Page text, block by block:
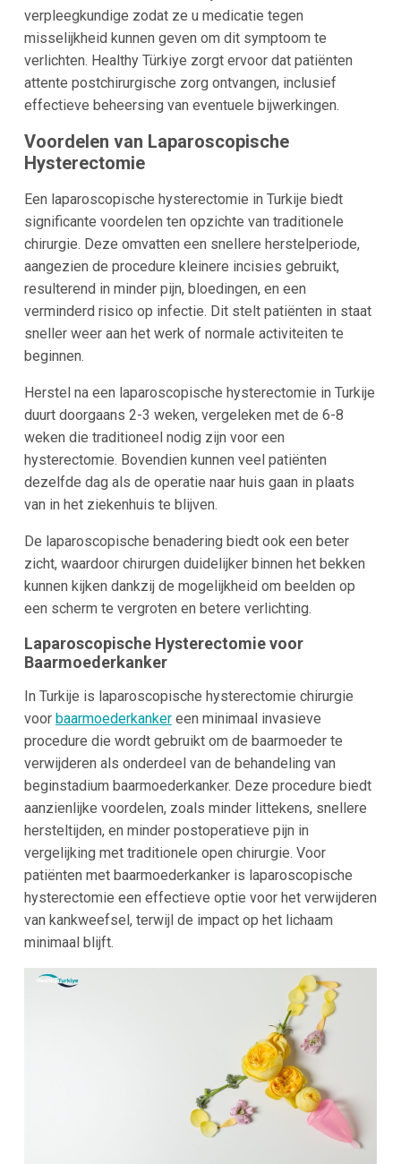
verpleegkundige zodat ze u medicatie tegen
misselijkheid kunnen geven om dit symptoom te
verlichten. Healthy Türkiye zorgt ervoor dat patiënten
attente postchirurgische zorg ontvangen, inclusief
effectieve beheersing van eventuele bijwerkingen.
Voordelen van Laparoscopische
Hysterectomie
Een laparoscopische hysterectomie in Turkije biedt
significante voordelen ten opzichte van traditionele
chirurgie. Deze omvatten een snellere herstelperiode,
aangezien de procedure kleinere incisies gebruikt,
resulterend in minder pijn, bloedingen, en een
verminderd risico op infectie. Dit stelt patiënten in staat
sneller weer aan het werk of normale activiteiten te
beginnen.
Herstel na een laparoscopische hysterectomie in Turkije
duurt doorgaans 2-3 weken, vergeleken met de 6-8
weken die traditioneel nodig zijn voor een
hysterectomie. Bovendien kunnen veel patiënten
dezelfde dag als de operatie naar huis gaan in plaats
van in het ziekenhuis te blijven.
De laparoscopische benadering biedt ook een beter
zicht, waardoor chirurgen duidelijker binnen het bekken
kunnen kijken dankzij de mogelijkheid om beelden op
een scherm te vergroten en betere verlichting.
Laparoscopische Hysterectomie voor
Baarmoederkanker
In Turkije is laparoscopische hysterectomie chirurgie
voor baarmoederkankereen minimaal invasieve
procedure die wordt gebruikt om de baarmoeder te
verwijderen als onderdeel van de behandeling van
beginstadium baarmoederkanker. Deze procedure biedt
aanzienlijke voordelen, zoals minder littekens, snellere
hersteltijden, en minder postoperatieve pijn in
vergelijking met traditionele open chirurgie. Voor
patiënten met baarmoederkanker is laparoscopische
hysterectomie een effectieve optie voor het verwijderen
van kankweefsel, terwijl de impact op het lichaam
minimaal blijft.